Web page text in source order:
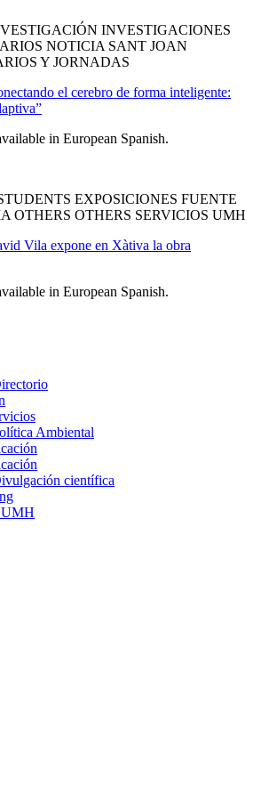
INVESTIGACIONES
NOTICIA SANT JOAN
Y JORNADAS
el cerebro de forma inteligente:
in European Spanish.
EXPOSICIONES FUENTE
OTHERS OTHERS SERVICIOS UMH
Vila expone en Xàtiva la obra
in European Spanish.
Ambiental
científica
UMH